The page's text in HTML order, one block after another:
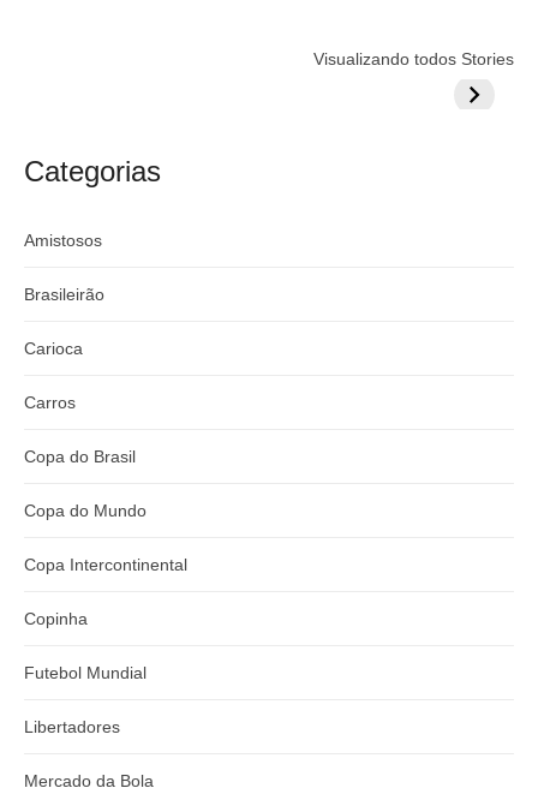
Visualizando todos Stories
argentino
Globo quer
Lesão
do
Categorias
Amistosos
Brasileirão
Carioca
Carros
Copa do Brasil
Copa do Mundo
Copa Intercontinental
Copinha
Futebol Mundial
Libertadores
Mercado da Bola